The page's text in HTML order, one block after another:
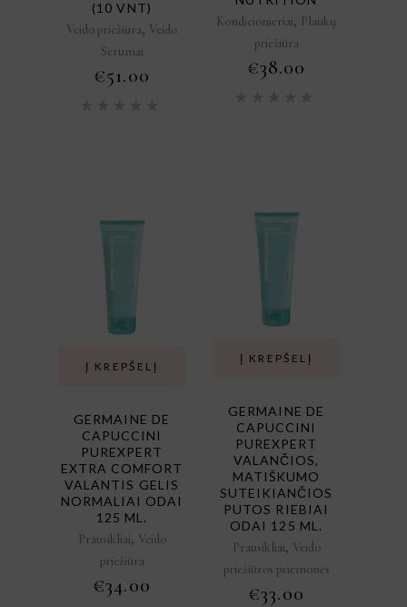
(10 VNT)
Veido priežiūra, Veido
Serumai
€51.00
Kondicionieriai, Plaukų
priežiūra
€38.00
Į KREPŠELĮ
GERMAINE DE
CAPUCCINI
PUREXPERT
EXTRA COMFORT
VALANTIS GELIS
NORMALIAI ODAI
125 ML.
Prausikliai, Veido
priežiūra
€34.00
Į KREPŠELĮ
GERMAINE DE
CAPUCCINI
PUREXPERT
VALANČIOS,
MATIŠKUMO
SUTEIKIANČIOS
PUTOS RIEBIAI
ODAI 125 ML.
Prausikliai, Veido
priežiūros priemonės
€33.00